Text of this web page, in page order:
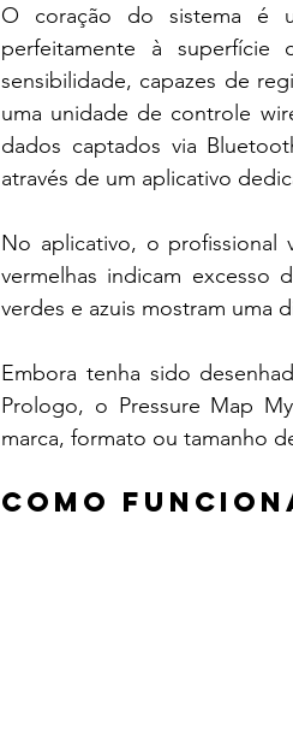
O coração do sistema é
perfeitamente à
sensibilidade, capazes de
uma unidade de controle
dados captados via
através de um aplicativo
No aplicativo, o profissional
vermelhas indicam excesso
verdes e azuis mostram uma
Embora tenha sido
Prologo, o Pressure Map
marca, formato ou tamanho
Como